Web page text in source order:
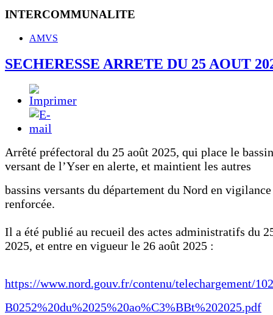
INTERCOMMUNALITE
AMVS
SECHERESSE ARRETE DU 25 AOUT
Arrêté préfectoral du 25 août 2025, qui place le bassin
versant de l’Yser en alerte, et maintient les autres
bassins versants du département du Nord en vigilance
renforcée.
Il a été publié au recueil des actes administratifs du
2025, et entre en vigueur le 26 août 2025 :
https://www.nord.gouv.fr/contenu/telechargement/
B0252%20du%2025%20ao%C3%BBt%202025.pdf